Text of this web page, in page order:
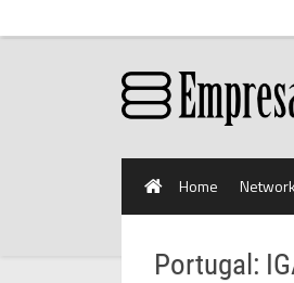
Home
Portugal: